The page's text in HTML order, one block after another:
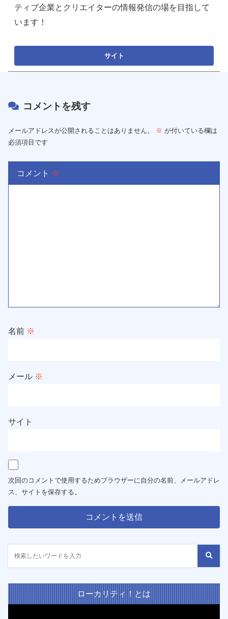
ティブ企業とクリエイターの情報発信の場を目指して
います！
コメントを残す
メールアドレスが公開されることはありません。 ※ が付いている欄は
必須項目です
コメント ※
名前 ※
メール ※
サイト
次回のコメントで使用するためブラウザーに自分の名前、メールアドレ
ス、サイトを保存する。
ローカリティ！とは